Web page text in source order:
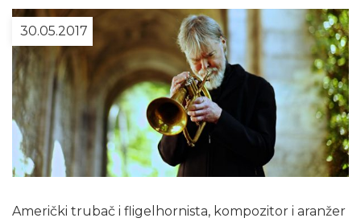
30.05.2017
Američki trubač i fligelhornista, kompozitor i aranžer